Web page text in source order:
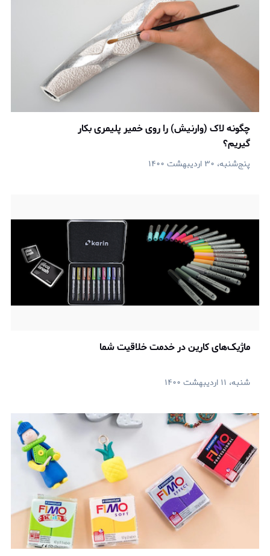
چگونه لاک (وارنیش) را روی خمیر پلیمری بکار
گیریم؟
پنج‌شنبه، ۳۰ اردیبهشت ۱۴۰۰
ماژیک‌های کارین در خدمت خلاقیت شما
شنبه، ۱۱ اردیبهشت ۱۴۰۰